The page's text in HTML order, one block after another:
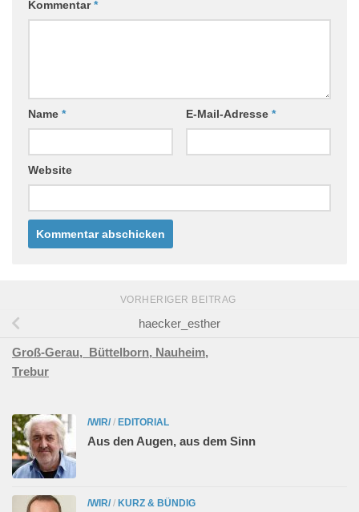
Kommentar*
Name * E-Mail-Adresse *
Website
VORHERIGER BEITRAG
haecker_esther
Groß-Gerau, Büttelborn, Nauheim,
Trebur
/WIR/ / EDITORIAL
Aus den Augen, aus dem Sinn
/WIR/ / KURZ & BÜNDIG